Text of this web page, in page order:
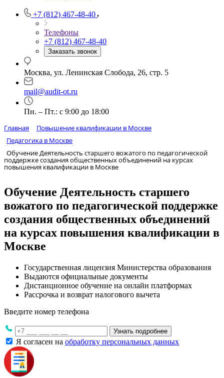
+7 (812) 467-48-40
Телефоны
+7 (812) 467-48-40
Заказать звонок
Москва, ул. Ленинская Слобода, 26, стр. 5
mail@audit-ot.ru
Пн. – Пт.: с 9:00 до 18:00
Главная
Повышение квалификации в Москве
Педагогика в Москве
Обучение Деятельность старшего вожатого по педагогической
поддержке создания общественных объединений на курсах
повышения квалификации в Москве
Обучение Деятельность старшего
вожатого по педагогической поддержке
создания общественных объединений
на курсах повышения квалификации в
Москве
Государственная лицензия Министерства образования
Выдаются официальные документы
Дистанционное обучение на онлайн платформах
Рассрочка и возврат налогового вычета
Введите номер телефона
Узнать подробнее
Я согласен на обработку персональных данных